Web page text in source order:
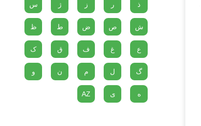
ذ ر ز ژ س
ش ص ض ط ظ
ع غ ف ق ک
گ ل م ن و
ه ی AZ